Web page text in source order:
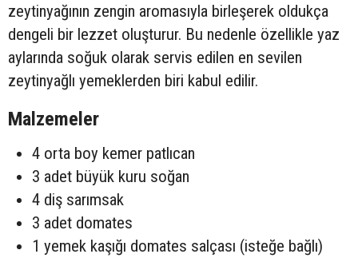
zeytinyağının zengin aromasıyla birleşerek oldukça
dengeli bir lezzet oluşturur. Bu nedenle özellikle yaz
aylarında soğuk olarak servis edilen en sevilen
zeytinyağlı yemeklerden biri kabul edilir.
Malzemeler
4 orta boy kemer patlıcan
3 adet büyük kuru soğan
4 diş sarımsak
3 adet domates
1 yemek kaşığı domates salçası (isteğe bağlı)